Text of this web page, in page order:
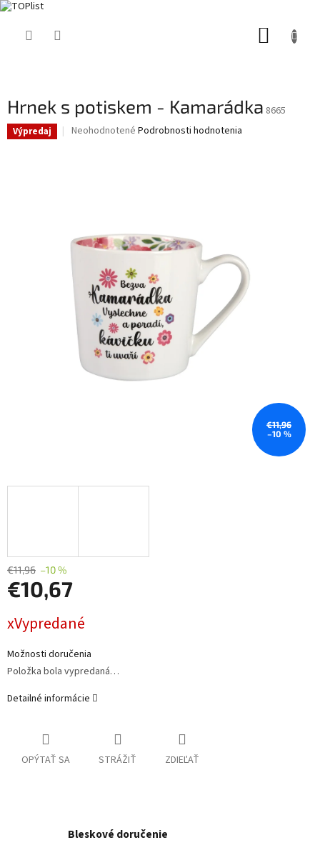
Hrnek s potiskem - Kamarádka 8665
Výpredaj
Priemerné
Neohodnotené Podrobnosti hodnotenia
€11,96
–10 %
€11,96 –10 %
€10,67
cena:
xVypredané
Možnosti doručenia
Položka bola vypredaná…
Detailné informácie
OPÝTAŤ SA STRÁŽIŤ ZDIEĽAŤ
Bleskové doručenie